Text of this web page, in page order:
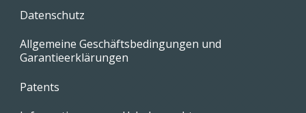
Footer
Datenschutz
Allgemeine Geschäftsbedingungen und
Garantieerklärungen
Patents